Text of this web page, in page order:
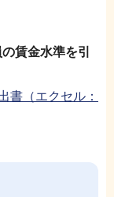
賃金水準を引
（エクセル：